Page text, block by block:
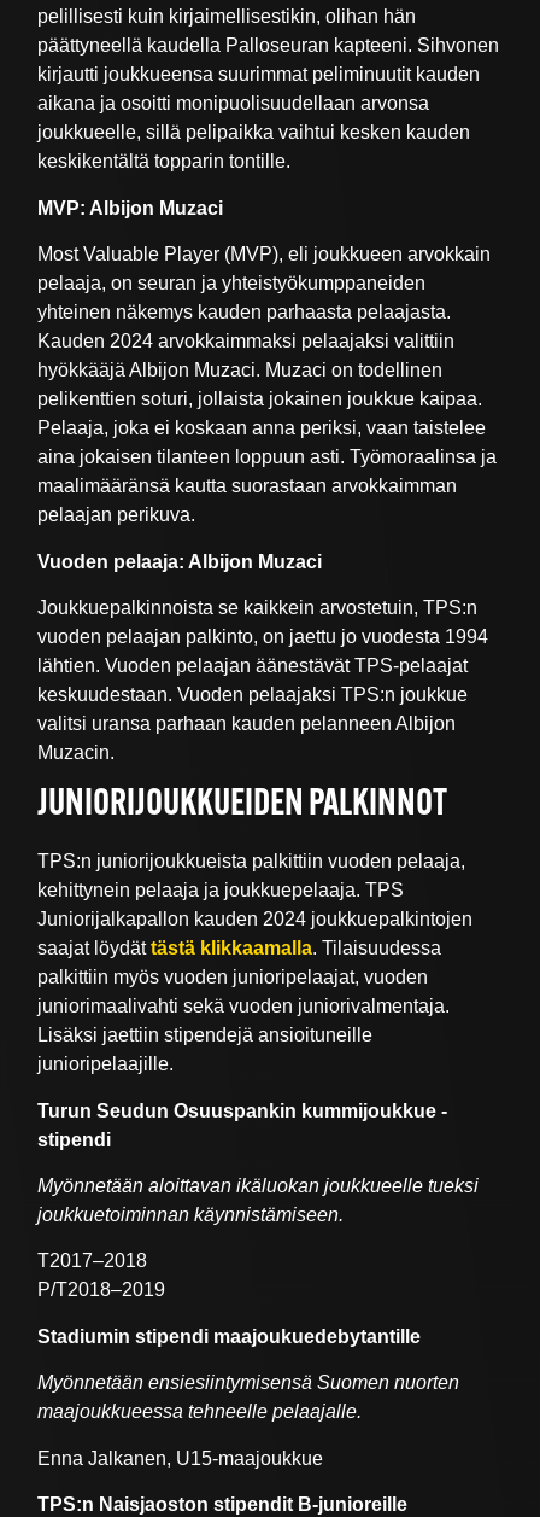
pelillisesti kuin kirjaimellisestikin, olihan hän
päättyneellä kaudella Palloseuran kapteeni. Sihvonen
kirjautti joukkueensa suurimmat peliminuutit kauden
aikana ja osoitti monipuolisuudellaan arvonsa
joukkueelle, sillä pelipaikka vaihtui kesken kauden
keskikentältä topparin tontille.
MVP: Albijon Muzaci
Most Valuable Player (MVP), eli joukkueen arvokkain
pelaaja, on seuran ja yhteistyökumppaneiden
yhteinen näkemys kauden parhaasta pelaajasta.
Kauden 2024 arvokkaimmaksi pelaajaksi valittiin
hyökkääjä Albijon Muzaci. Muzaci on todellinen
pelikenttien soturi, jollaista jokainen joukkue kaipaa.
Pelaaja, joka ei koskaan anna periksi, vaan taistelee
aina jokaisen tilanteen loppuun asti. Työmoraalinsa ja
maalimääränsä kautta suorastaan arvokkaimman
pelaajan perikuva.
Vuoden pelaaja: Albijon Muzaci
Joukkuepalkinnoista se kaikkein arvostetuin, TPS:n
vuoden pelaajan palkinto, on jaettu jo vuodesta 1994
lähtien. Vuoden pelaajan äänestävät TPS-pelaajat
keskuudestaan. Vuoden pelaajaksi TPS:n joukkue
valitsi uransa parhaan kauden pelanneen Albijon
Muzacin.
JUNIORIJOUKKUEIDEN PALKINNOT
TPS:n juniorijoukkueista palkittiin vuoden pelaaja,
kehittynein pelaaja ja joukkuepelaaja. TPS
Juniorijalkapallon kauden 2024 joukkuepalkintojen
saajat löydättästä klikkaamalla. Tilaisuudessa
palkittiin myös vuoden junioripelaajat, vuoden
juniorimaalivahti sekä vuoden juniorivalmentaja.
Lisäksi jaettiin stipendejä ansioituneille
junioripelaajille.
Turun Seudun Osuuspankin kummijoukkue -
stipendi
Myönnetään aloittavan ikäluokan joukkueelle tueksi
joukkuetoiminnan käynnistämiseen.
T2017–2018
P/T2018–2019
Stadiumin stipendi maajoukuedebytantille
Myönnetään ensiesiintymisensä Suomen nuorten
maajoukkueessa tehneelle pelaajalle.
Enna Jalkanen, U15-maajoukkue
TPS:n Naisjaoston stipendit B-junioreille